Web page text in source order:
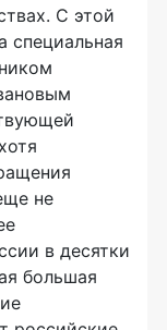
С этой
специальная
не
в десятки
большая